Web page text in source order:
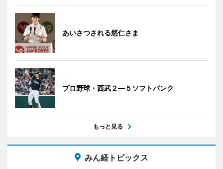
あいさつされる悠仁さま
プロ野球・西武２―５ソフトバンク
もっと見る
みん経トピックス